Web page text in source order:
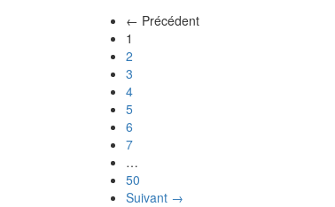
← Précédent
1
2
3
4
5
6
7
…
50
Suivant →